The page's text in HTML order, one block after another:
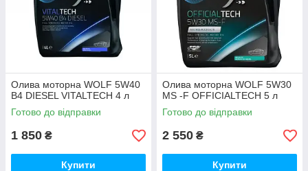
Олива моторна WOLF 5W40
B4 DIESEL VITALTECH 4 л
Готово до відправки
1 850 ₴
Купити
Олива моторна WOLF 5W30
MS -F OFFICIALTECH 5 л
Готово до відправки
2 550 ₴
Купити